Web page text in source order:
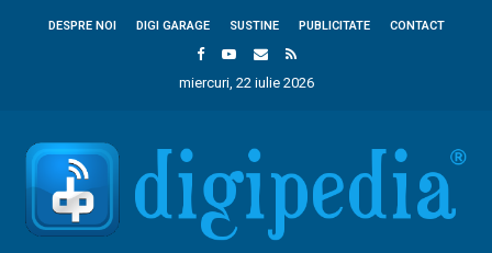
DESPRE NOI DIGI GARAGE SUSTINE PUBLICITATE CONTACT
miercuri, 22 iulie 2026